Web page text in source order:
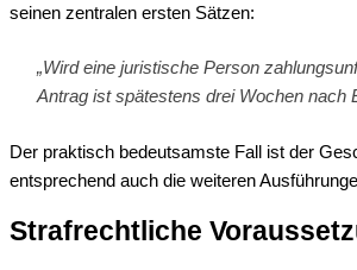
seinen zentralen ersten Sätzen:
„Wird eine juristische Person
Antrag ist spätestens drei Wochen nach
Der praktisch bedeutsamste Fall ist der
entsprechend auch die weiteren
Strafrechtliche